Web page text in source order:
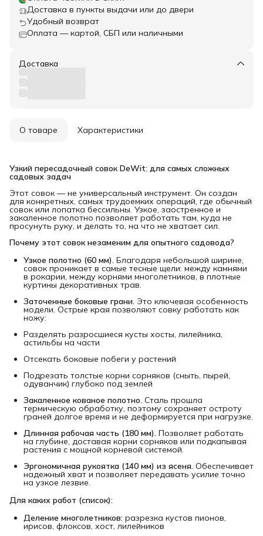
Доставка в пункты выдачи или до двери
Удобный возврат
Оплата — картой, СБП или наличными
Доставка
О товаре Характеристики
Узкий пересадочный совок DeWit: для самых сложных
садовых задач
Этот совок — не универсальный инструмент. Он создан
для конкретных, самых трудоемких операций, где обычный
совок или лопатка бессильны. Узкое, заостренное и
закаленное полотно позволяет работать там, куда не
просунуть руку, и делать то, на что не хватает сил.
Почему этот совок незаменим для опытного садовода?
Узкое полотно (60 мм). Благодаря небольшой ширине,
совок проникает в самые тесные щели: между камнями
в рокарии, между корнями многолетников, в плотные
куртины декоративных трав.
Заточенные боковые грани. Это ключевая особенность
модели. Острые края позволяют совку работать как
ножу:
Разделять разросшиеся кусты хосты, лилейника,
астильбы на части
Отсекать боковые побеги у растений
Подрезать толстые корни сорняков (сныть, пырей,
одуванчик) глубоко под землей
Закаленное кованое полотно. Сталь прошла
термическую обработку, поэтому сохраняет остроту
граней долгое время и не деформируется при нагрузке.
Длинная рабочая часть (180 мм). Позволяет работать
на глубине, доставая корни сорняков или подкапывая
растения с мощной корневой системой.
Эргономичная рукоятка (140 мм) из ясеня. Обеспечивает
надежный хват и позволяет передавать усилие точно
на узкое лезвие.
Для каких работ (список):
Деление многолетников: разрезка кустов пионов,
ирисов, флоксов, хост, лилейников